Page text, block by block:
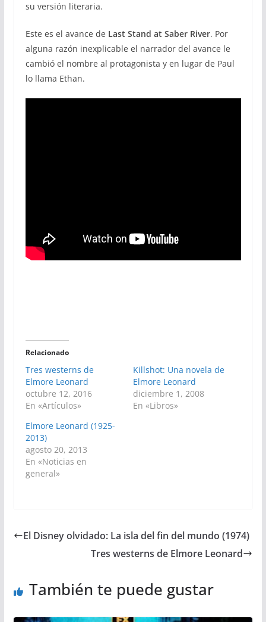
su versión literaria.
Este es el avance de Last Stand at Saber River. Por
alguna razón inexplicable el narrador del avance le
cambió el nombre al protagonista y en lugar de Paul
lo llama Ethan.
Relacionado
Tres westerns de
Elmore Leonard
octubre 12, 2016
En «Artículos»
Killshot: Una novela de
Elmore Leonard
diciembre 1, 2008
En «Libros»
Elmore Leonard (1925-
2013)
agosto 20, 2013
En «Noticias en
general»
El Disney olvidado: La isla del fin del mundo (1974)
Tres westerns de Elmore Leonard
También te puede gustar